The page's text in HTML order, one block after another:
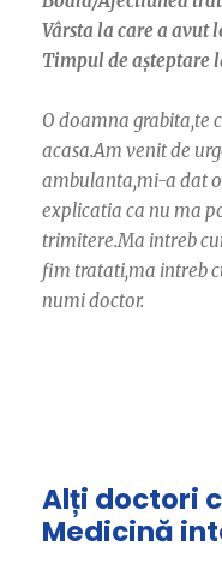
Vârsta la care a avut
Timpul de așteptare
O doamna grabita,te
acasa.Am venit de
ambulanta,mi-a dat
explicatia ca nu ma
trimitere.Ma intreb
fim tratati,ma intreb
numi doctor.
Alți doctori
Medicină